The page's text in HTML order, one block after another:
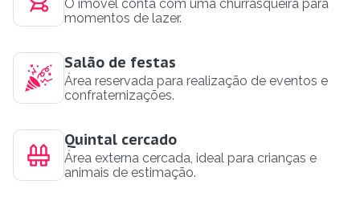
O imóvel conta com uma churrasqueira para
momentos de lazer.
Salão de festas
Área reservada para realização de eventos e
confraternizações.
Quintal cercado
Área externa cercada, ideal para crianças e
animais de estimação.